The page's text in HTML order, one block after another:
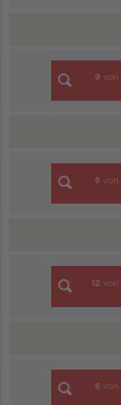
9 von
8 von
12 von
6 von